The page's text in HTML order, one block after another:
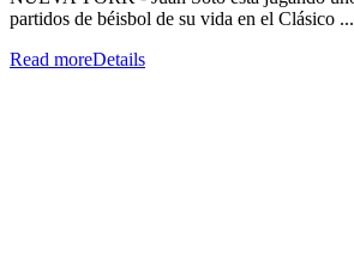
partidos de béisbol de su vida en el Clásico ...
Read moreDetails